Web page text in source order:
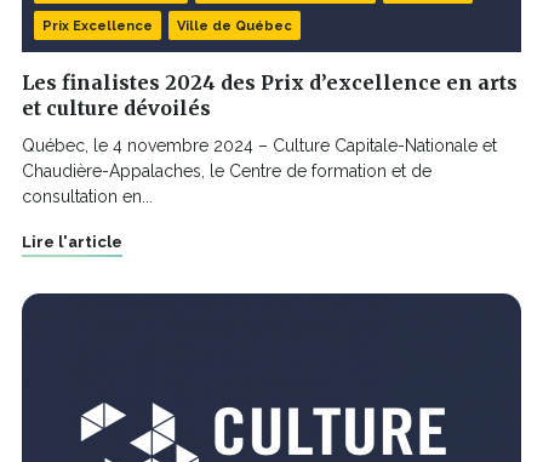
Prix Excellence Ville de Québec
Les finalistes 2024 des Prix d’excellence en arts
et culture dévoilés
Québec, le 4 novembre 2024 – Culture Capitale-Nationale et
Chaudière-Appalaches, le Centre de formation et de
consultation en...
Lire l'article